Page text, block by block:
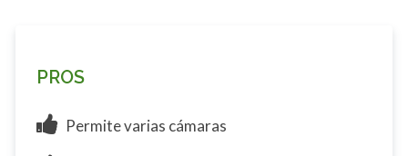
PROS
Permite varias cámaras